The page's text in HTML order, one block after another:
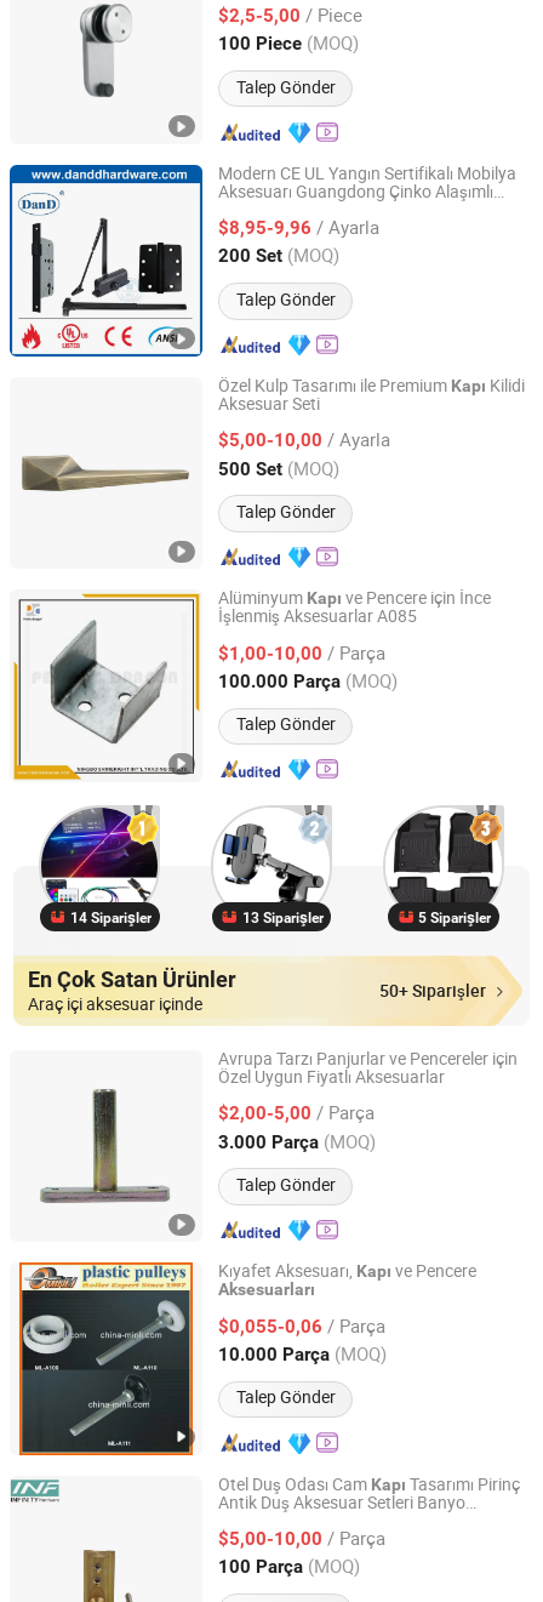
$2,5-5,00 / Piece
100 Piece (MOQ)
Talep Gönder
Guangdong, China Fiyat 2025
Modern CE UL Yangın Sertifikalı Mobilya
Aksesuarı Guangdong Çinko Alaşımlı
Donanımı OEM Türkiye Cam Kayar
AksesuarlarıGüvenlik
$8,95-9,96 / Ayarla
200 Set (MOQ)
Talep Gönder
D&D HARDWARE INDUSTRIAL CO., LIMITED
Guangdong, China Fiyat 2020
Özel Kulp Tasarımı ile Premium Kapı Kilidi
Aksesuar Seti
$5,00-10,00 / Ayarla
500 Set (MOQ)
Talep Gönder
Wenzhou Haoguan Lock Technology Co., Ltd
Zhejiang, China Fiyat 2023
Alüminyum Kapı ve Pencere için İnce
İşlenmiş Aksesuarlar A085
$1,00-10,00 / Parça
100.000 Parça (MOQ)
Talep Gönder
Ningbo Shineright Int'l Trading Co., Ltd.
Zhejiang, China Fiyat 2016
14 Siparişler 13 Siparişler 5 Siparişler
En Çok Satan Ürünler
Araç içi aksesuar içinde
50+ Siparişler
Avrupa Tarzı Panjurlar ve Pencereler için
Özel Uygun Fiyatlı Aksesuarlar
$2,00-5,00 / Parça
3.000 Parça (MOQ)
Talep Gönder
Ningbo Mingni Import And Export Co., Ltd.
Zhejiang, China Fiyat 2020
Kıyafet Aksesuarı, Kapı ve Pencere
Aksesuarları
$0,055-0,06 / Parça
10.000 Parça (MOQ)
Talep Gönder
NINGBO GUOLI PULLEY MANUFACTURE CO., LTD.
Zhejiang, China Fiyat 2004
Otel Duş Odası Cam Kapı Tasarımı Pirinç
Antik Duş Aksesuar Setleri Banyo
$5,00-10,00 / Parça
100 Parça (MOQ)
Jiangmen Infinity Import and Export Co., Ltd.
Guangdong, China Fiyat 2021